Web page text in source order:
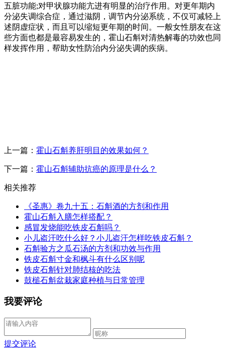
五脏功能;对甲状腺功能亢进有明显的治疗作用。对更年期内
分泌失调综合症，通过滋阴，调节内分泌系统，不仅可减轻上
述阴虚症状，而且可以缩短更年期的时间。一般女性朋友在这
些方面也都是最容易发生的，霍山石斛对清热解毒的功效也同
样发挥作用，帮助女性防治内分泌失调的疾病。
上一篇： 霍山石斛养肝明目的效果如何？
下一篇： 霍山石斛辅助抗癌的原理是什么？
相关推荐
《圣惠》卷九十五：石斛酒的方剂和作用
霍山石斛入膳怎样搭配？
感冒发烧能吃铁皮石斛吗？
小儿盗汗吃什么好？小儿盗汗怎样吃铁皮石斛？
石斛验方之瓜石汤的方剂和功效与作用
铁皮石斛寸金和枫斗有什么区别呢
铁皮石斛针对肺结核的吃法
鼓槌石斛盆栽家庭种植与日常管理
我要评论
提交评论